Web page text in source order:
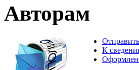
Авторам
К